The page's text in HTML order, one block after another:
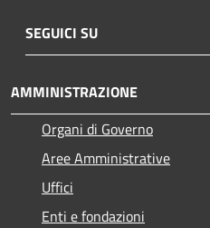
SEGUICI SU
AMMINISTRAZIONE
Organi di Governo
Aree Amministrative
Uffici
Enti e fondazioni